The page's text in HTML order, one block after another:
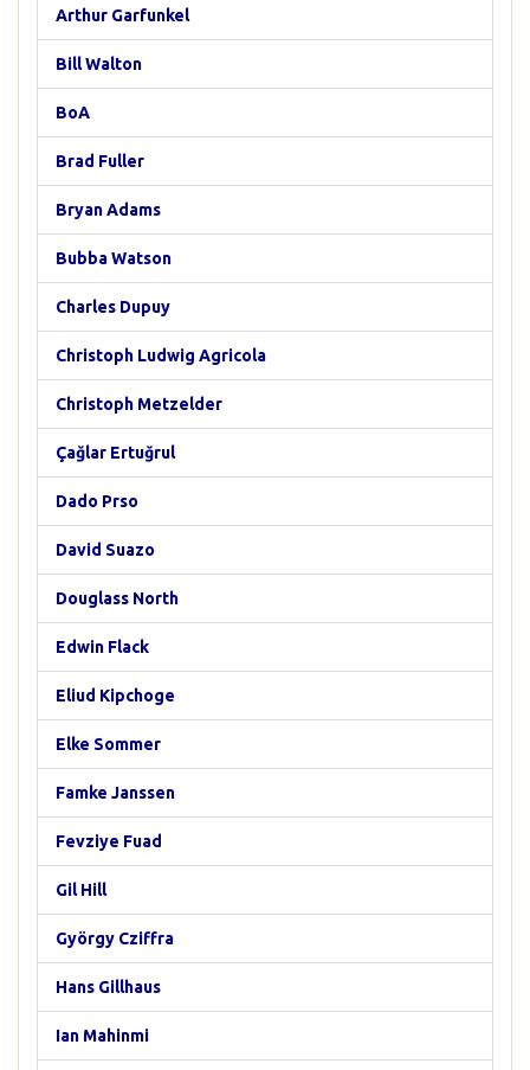
Arthur Garfunkel
Bill Walton
BoA
Brad Fuller
Bryan Adams
Bubba Watson
Charles Dupuy
Christoph Ludwig Agricola
Christoph Metzelder
Çağlar Ertuğrul
Dado Prso
David Suazo
Douglass North
Edwin Flack
Eliud Kipchoge
Elke Sommer
Famke Janssen
Fevziye Fuad
Gil Hill
György Cziffra
Hans Gillhaus
Ian Mahinmi